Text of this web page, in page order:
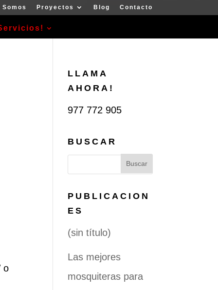
Proyectos Blog Contacto
o
LLAMA
AHORA!
977 772 905
BUSCAR
PUBLICACION
ES
(sin título)
Las mejores
mosquiteras para